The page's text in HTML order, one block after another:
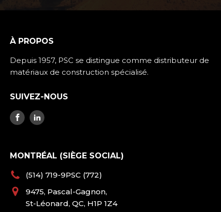
À PROPOS
Depuis 1957, PSC se distingue comme distributeur de
matériaux de construction spécialisé.
SUIVEZ-NOUS
MONTRÉAL (SIÈGE SOCIAL)
(514) 719-9PSC (772)
9475, Pascal-Gagnon,
St-Léonard, QC, H1P 1Z4